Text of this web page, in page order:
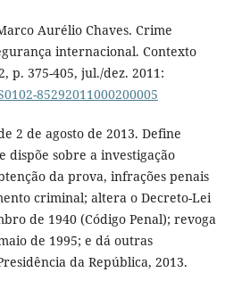
Aurélio Chaves. Crime
internacional. Contexto
p. 375-405, jul./dez. 2011:
85292011000200005
2 de agosto de 2013. Define
dispõe sobre a investigação
da prova, infrações penais
criminal; altera o Decreto-Lei
de 1940 (Código Penal); revoga
de 1995; e dá outras
da República, 2013.